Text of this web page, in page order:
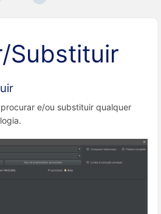
Substituir
e/ou substituir qualquer